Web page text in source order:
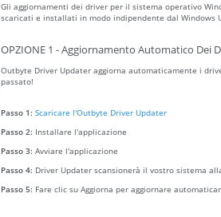
Gli aggiornamenti dei driver per il sistema operativo
scaricati e installati in modo indipendente dal Windows
OPZIONE 1 - Aggiornamento Automatico Dei
Outbyte Driver Updater aggiorna automaticamente i
passato!
Passo 1: Scaricare l'Outbyte Driver Updater
Passo 2: Installare l'applicazione
Passo 3: Avviare l'applicazione
Passo 4: Driver Updater scansionerà il vostro sistema
Passo 5: Fare clic su Aggiorna per aggiornare